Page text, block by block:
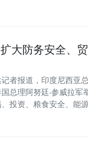
大防务安全、
者报道，印度尼西亚
总理阿努廷·参威拉
投资、粮食安全、能